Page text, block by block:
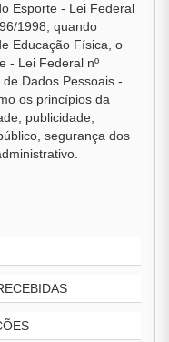
Esporte - Lei Federal
1998, quando
Educação Física, o
- Lei Federal nº
Dados Pessoais -
os princípios da
publicidade,
segurança dos